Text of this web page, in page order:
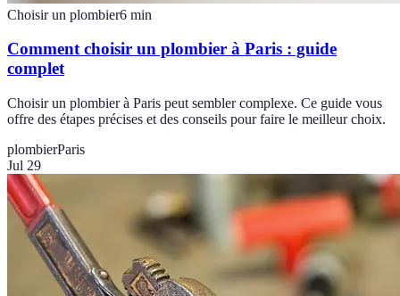
Choisir un plombier6 min
Comment choisir un plombier à Paris : guide
complet
Choisir un plombier à Paris peut sembler complexe. Ce guide vous
offre des étapes précises et des conseils pour faire le meilleur choix.
plombierParis
Jul 29